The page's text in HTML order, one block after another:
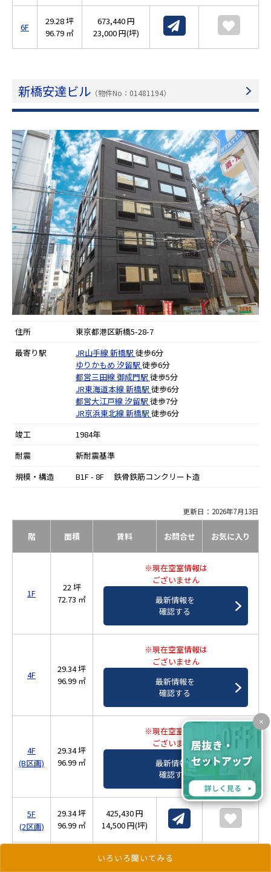
いろいろ聞いてみる
×
6F
29.28 坪
96.79 ㎡
673,440 円
23,000 円(坪)
新橋安達ビル （物件No：01481194）
住所
東京都港区新橋5-28-7
最寄り駅
JR山手線新橋駅 徒歩6分
ゆりかもめ 汐留駅 徒歩6分
都営三田線御成門駅 徒歩5分
JR東海道本線新橋駅 徒歩6分
都営大江戸線汐留駅 徒歩7分
JR京浜東北線新橋駅 徒歩6分
竣工
1984年
耐震
新耐震基準
規模・構造
B1F - 8F 鉄骨鉄筋コンクリート造
更新日：2026年7月13日
階 面積 賃料 お問合せ お気に入り
1F
22 坪
72.73 ㎡
※現在空室情報は
ございません
最新情報を
確認する
4F
29.34 坪
96.99 ㎡
※現在空室情報は
ございません
最新情報を
確認する
4F
(B区画)
29.34 坪
96.99 ㎡
※現在空室情報は
ございません
最新情報を
確認する
5F
(2区画)
29.34 坪
96.99 ㎡
425,430 円
14,500 円(坪)
※現在空室情報は
ございません